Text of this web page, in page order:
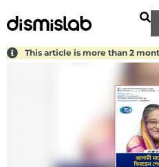
This article is more than 2